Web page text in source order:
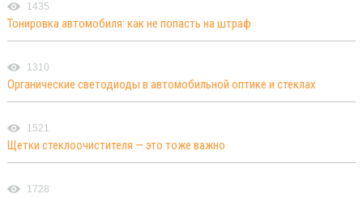
1435
Тонировка автомобиля: как не попасть на штраф
1310
Органические светодиоды в автомобильной оптике и стеклах
1521
Щетки стеклоочистителя — это тоже важно
1728